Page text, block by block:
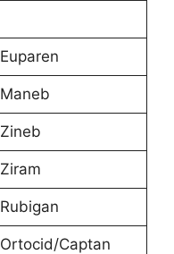
Euparen
Maneb
Zineb
Ziram
Rubigan
Ortocid/Captan